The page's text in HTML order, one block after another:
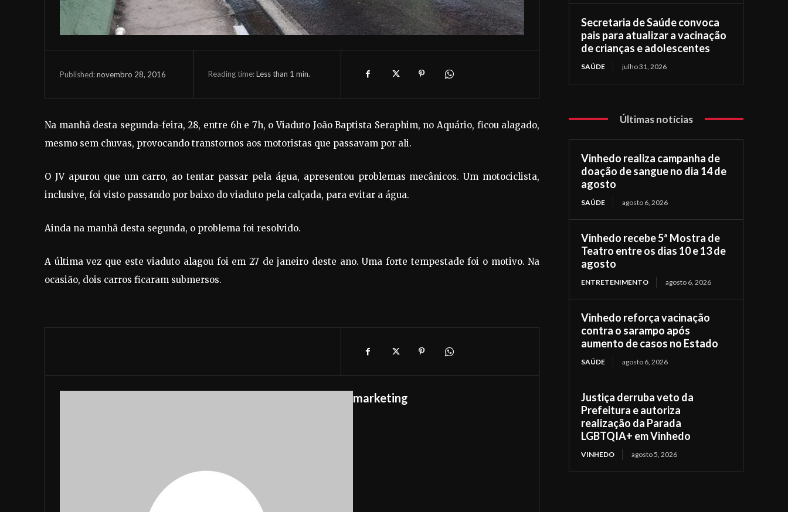
Published:novembro 28, 2016 Reading time:Less than 1 min.
Na manhã desta segunda-feira, 28, entre 6h e 7h, o Viaduto João Baptista Seraphim, no Aquário, ficou alagado,
mesmo sem chuvas, provocando transtornos aos motoristas que passavam por ali.
O JV apurou que um carro, ao tentar passar pela água, apresentou problemas mecânicos. Um motociclista,
inclusive, foi visto passando por baixo do viaduto pela calçada, para evitar a água.
Ainda na manhã desta segunda, o problema foi resolvido.
A última vez que este viaduto alagou foi em 27 de janeiro deste ano. Uma forte tempestade foi o motivo. Na
ocasião, dois carros ficaram submersos.
marketing
Secretaria de Saúde convoca
pais para atualizar a vacinação
de crianças e adolescentes
SAÚDE julho 31, 2026
Últimas notícias
Vinhedo realiza campanha de
doação de sangue no dia 14 de
agosto
SAÚDE agosto 6, 2026
Vinhedo recebe 5ª Mostra de
Teatro entre os dias 10 e 13 de
agosto
ENTRETENIMENTO agosto 6, 2026
Vinhedo reforça vacinação
contra o sarampo após
aumento de casos no Estado
SAÚDE agosto 6, 2026
Justiça derruba veto da
Prefeitura e autoriza
realização da Parada
LGBTQIA+ em Vinhedo
VINHEDO agosto 5, 2026